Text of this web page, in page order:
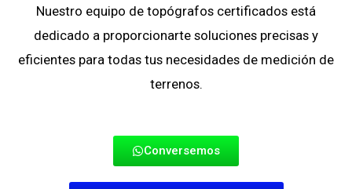
Nuestro equipo de topógrafos certificados está
dedicado a proporcionarte soluciones precisas y
eficientes para todas tus necesidades de medición de
terrenos.
Conversemos